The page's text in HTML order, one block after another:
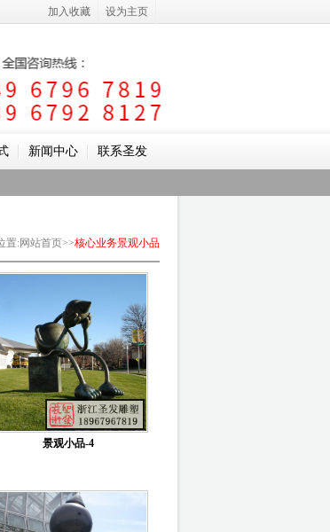
新闻中心 联系圣发
置:网站首页>>核心业务景观小品
景观小品-4
加入收藏 设为主页